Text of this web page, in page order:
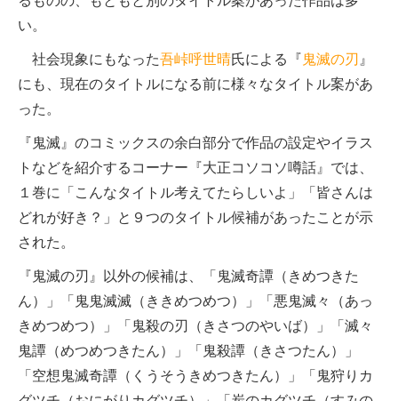
い。
社会現象にもなった吾峠呼世晴氏による『鬼滅の刃 』
にも、現在のタイトルになる前に様々なタイトル案があ
った。
『鬼滅』のコミックスの余白部分で作品の設定やイラス
トなどを紹介するコーナー『大正コソコソ噂話』では、
１巻に「こんなタイトル考えてたらしいよ」「皆さんは
どれが好き？」と９つのタイトル候補があったことが示
された。
『鬼滅の刃』以外の候補は、「鬼滅奇譚（きめつきた
ん）」「鬼鬼滅滅（ききめつめつ）」「悪鬼滅々（あっ
きめつめつ）」「鬼殺の刃（きさつのやいば）」「滅々
鬼譚（めつめつきたん）」「鬼殺譚（きさつたん）」
「空想鬼滅奇譚（くうそうきめつきたん）」「鬼狩りカ